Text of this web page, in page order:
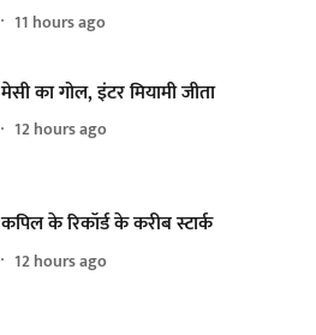
11 hours ago
मेसी का गोल, इंटर मियामी जीता
12 hours ago
कपिल के रिकॉर्ड के करीब स्टार्क
12 hours ago